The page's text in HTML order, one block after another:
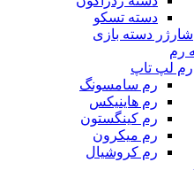
دسته تسکو
شارژر دسته بازی
رم
رم لپ تاپ
رم سامسونگ
رم هاینیکس
رم کینگستون
رم میکرون
رم کروشیال